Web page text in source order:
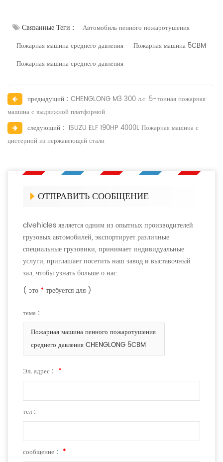
Связанные Теги :
Автомобиль пенного пожаротушения
Пожарная машина среднего давления
Пожарная машина 5CBM
Пожарная машина среднего давления
предыдущий : CHENGLONG M3 300 л.с. 5-тонная пожарная
машина с выдвижной платформой
следующий : ISUZU ELF 190HP 4000L Пожарная машина с
цистерной из нержавеющей стали
ОТПРАВИТЬ СООБЩЕНИЕ
clvehicles является одним из опытных производителей
грузовых автомобилей, экспортирует различные
специальные грузовики, принимает индивидуальные
услуги, приглашает посетить наш завод и выставочный
зал, чтобы узнать больше о нас.
( это * требуется для )
тема :
Пожарная машина пенного пожаротушения
среднего давления CHENGLONG 5CBM
Эл. адрес : *
тел :
сообщение : *